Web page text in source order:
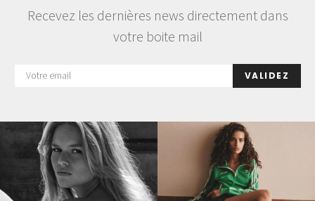
Recevez les dernières news directement dans
votre boite mail
VALIDEZ